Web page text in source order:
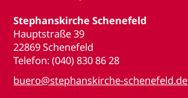
Stephanskirche Schenefeld
Hauptstraße 39
22869 Schenefeld
Telefon: (040) 830 86 28
buero@stephanskirche-schenefeld.de